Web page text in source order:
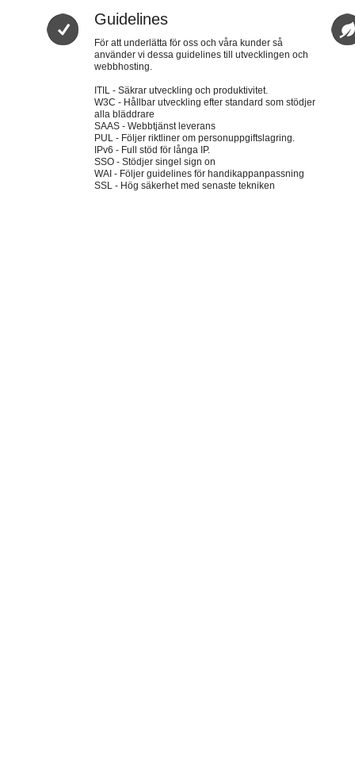
Guidelines
För att underlätta för oss och våra kunder så
använder vi dessa guidelines till utvecklingen och
webbhosting.
ITIL - Säkrar utveckling och produktivitet.
W3C - Hållbar utveckling efter standard som stödjer
alla bläddrare
SAAS - Webbtjänst leverans
PUL - Följer riktliner om personuppgiftslagring.
IPv6 - Full stöd för långa IP.
SSO - Stödjer singel sign on
WAI - Följer guidelines för handikappanpassning
SSL - Hög säkerhet med senaste tekniken